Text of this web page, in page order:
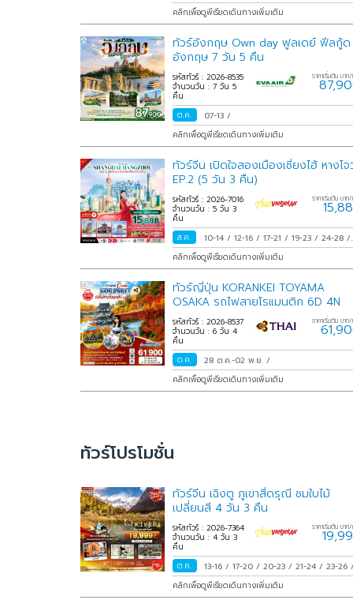
คลิกเพื่อดูพีเรียดเดินทางเพิ่มเติม
ทัวร์อังกฤษ Own day ฟูลเดย์ ฟีลกู้ด
อังกฤษ 7 วัน 5 คืน
รหัสทัวร์ : 2026-8535
จำนวนวัน : 7 วัน 5
คืน
ราคาเริ่มต้น บาท
ต.ค. 07-13 /
คลิกเพื่อดูพีเรียดเดินทางเพิ่มเติม
ทัวร์จีน เปิดใจสองเมืองเซี่ยงไฮ้ หางโจ
EP.2 (5 วัน 3 คืน)
รหัสทัวร์ : 2026-7016
จำนวนวัน : 5 วัน 3
คืน
ราคาเริ่มต้น บาท
ส.ค. 10-14 / 12-16 / 17-21 / 19-23 / 24-28 /
26-30/31 ส.ค.-04 ก.ย./
คลิกเพื่อดูพีเรียดเดินทางเพิ่มเติม
ทัวร์ญี่ปุ่น KORANKEI TOYAMA
OSAKA รถไฟสายโรแมนติก 6D 4N
รหัสทัวร์ : 2026-8537
จำนวนวัน : 6 วัน 4
คืน
ราคาเริ่มต้น บาท
ต.ค. 28 ต.ค.-02 พ.ย. /
คลิกเพื่อดูพีเรียดเดินทางเพิ่มเติม
ทัวร์โปรโมชั่น
ทัวร์จีน เฉิงตู ภูเขาสี่ดรุณี ชมใบไม้
เปลี่ยนสี 4 วัน 3 คืน
รหัสทัวร์ : 2026-7364
จำนวนวัน : 4 วัน 3
คืน
ราคาเริ่มต้น บาท
ต.ค. 13-16 / 17-20 / 20-23 / 21-24 / 23-26 /
25-28/28-31/29 ต.ค.-01 พ.ย./30
ต.ค.-02 พ.ย./31 ต.ค.-03 พ.ย.
คลิกเพื่อดูพีเรียดเดินทางเพิ่มเติม